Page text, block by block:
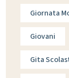
Giornata
Giovani
Gita